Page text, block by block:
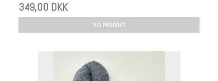
349,00 DKK
VIS PRODUKT